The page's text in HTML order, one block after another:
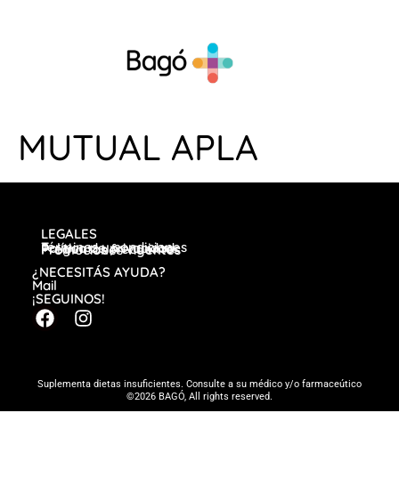
MUTUAL APLA
LEGALES
Términos y condiciones
Política de privacidad
Preguntas frecuentes
Promociones vigentes
¿NECESITÁS AYUDA?
Mail
¡SEGUINOS!
Suplementa dietas insuficientes. Consulte a su médico y/o farmaceútico
©2026 BAGÓ, All rights reserved.